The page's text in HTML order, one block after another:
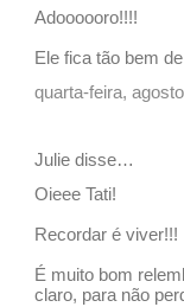
Adoooooro!!!!
Ele fica tão bem
quarta-feira,
Julie disse…
Oieee Tati!
Recordar é viver!!!
É muito bom
claro, para não